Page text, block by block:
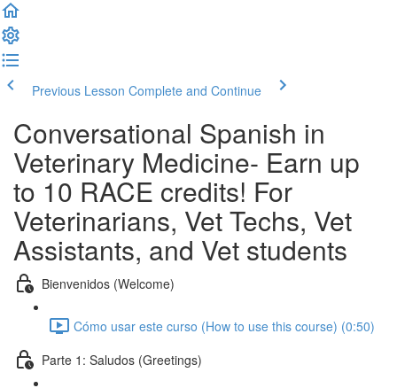
Previous Lesson Complete and Continue
Conversational Spanish in
Veterinary Medicine- Earn up
to 10 RACE credits! For
Veterinarians, Vet Techs, Vet
Assistants, and Vet students
Bienvenidos (Welcome)
Cómo usar este curso (How to use this course) (0:50)
Parte 1: Saludos (Greetings)